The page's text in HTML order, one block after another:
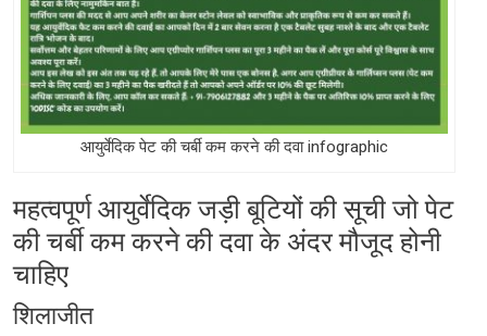
आयुर्वेदिक पेट की चर्बी कम करने की दवा infographic
महत्वपूर्ण आयुर्वेदिक जड़ी बूटियों की सूची जो पेट
की चर्बी कम करने की दवा के अंदर मौजूद होनी
चाहिए
शिलाजीत